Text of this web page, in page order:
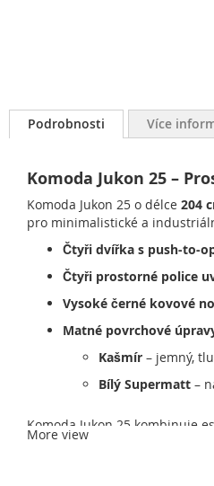
Podrobnosti Více
Komoda Jukon 25 –
Komoda Jukon 25 o délce 204
pro minimalistické a
Čtyři dvířka s push-to-
Čtyři prostorné police
Vysoké černé kovové
Matné povrchové
Kašmír – jemný,
Bílý Supermatt –
Komoda Jukon 25 kombinuje
More view